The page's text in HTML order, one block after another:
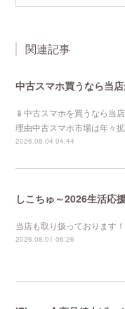
関連記事
中古スマホ買うなら当店
📱中古スマホを買うなら当
理由中古スマホ市場は年々
2026.08.04 04:44
しこちゅ～2026生活応
当店も取り扱っております！
2026.08.01 06:26